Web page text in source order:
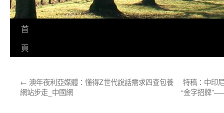
首
頁
← 澳年夜利亞媒體：懂得Z世代說話需求四查包養
網站步走_中國網
特稿：中印
“金字招牌